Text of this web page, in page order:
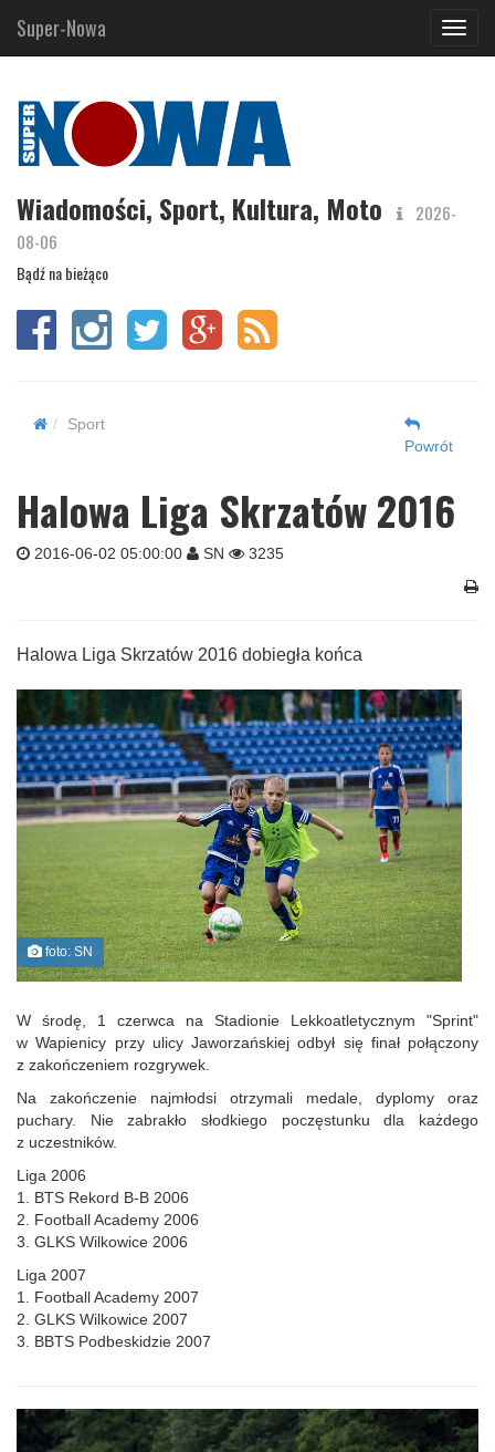
Super-Nowa
Wiadomości, Sport, Kultura, Moto
2026-
08-06
Bądź na bieżąco
Sport
Powrót
Halowa Liga Skrzatów 2016
2016-06-02 05:00:00 SN 3235
Halowa Liga Skrzatów 2016 dobiegła końca
foto: SN
W środę, 1 czerwca na Stadionie Lekkoatletycznym "Sprint"
w Wapienicy przy ulicy Jaworzańskiej odbył się finał połączony
z zakończeniem rozgrywek.
Na zakończenie najmłodsi otrzymali medale, dyplomy oraz
puchary. Nie zabrakło słodkiego poczęstunku dla każdego
z uczestników.
Liga 2006
1. BTS Rekord B-B 2006
2. Football Academy 2006
3. GLKS Wilkowice 2006
Liga 2007
1. Football Academy 2007
2. GLKS Wilkowice 2007
3. BBTS Podbeskidzie 2007